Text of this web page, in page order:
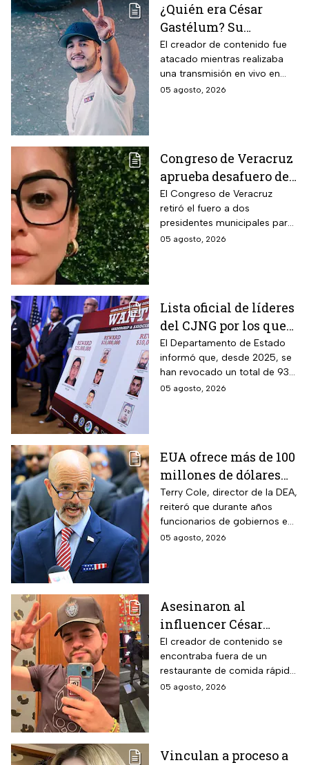
¿Quién era César
Gastélum? Su
asesinato revive la
violencia contra
influencers en
Sinaloa y la lista de
El creador de contenido fue
atacado mientras realizaba
una transmisión en vivo en
Culiacán. Su caso vuelve a
05 agosto, 2026
Congreso de Veracruz
aprueba desafuero de
alcalde ligado al caso
de la periodista
Roxana Guzmán
El Congreso de Veracruz
retiró el fuero a dos
presidentes municipales para
que continúen las
05 agosto, 2026
Lista oficial de líderes
del CJNG por los que
EUA ofrece millonaria
recompensa
El Departamento de Estado
informó que, desde 2025, se
han revocado un total de 93
visas a familiares y socios de
05 agosto, 2026
EUA ofrece más de 100
millones de dólares
por líderes del CJNG;
aumenta recompensa
por hijastro de “El
Mencho”
Terry Cole, director de la DEA,
reiteró que durante años
funcionarios de gobiernos en
México apoyaron a los
05 agosto, 2026
Asesinaron al
influencer César
Gastélum mientras
transmitía en vivo en
Culiacán, Sinaloa
El creador de contenido se
encontraba fuera de un
restaurante de comida rápida
cuando recibió el disparo;
05 agosto, 2026
Vinculan a proceso a